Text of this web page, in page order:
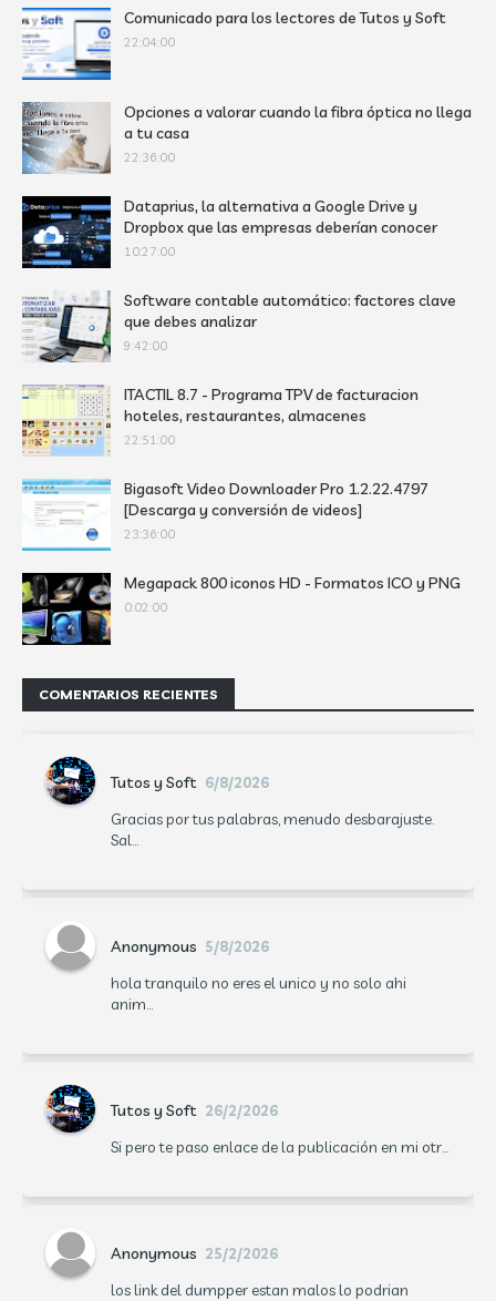
Comunicado para los lectores de Tutos y Soft
22:04:00
Opciones a valorar cuando la fibra óptica no llega
a tu casa
22:36:00
Dataprius, la alternativa a Google Drive y
Dropbox que las empresas deberían conocer
10:27:00
Software contable automático: factores clave
que debes analizar
9:42:00
ITACTIL 8.7 - Programa TPV de facturacion
hoteles, restaurantes, almacenes
22:51:00
Bigasoft Video Downloader Pro 1.2.22.4797
[Descarga y conversión de videos]
23:36:00
Megapack 800 iconos HD - Formatos ICO y PNG
0:02:00
COMENTARIOS RECIENTES
Tutos y Soft 6/8/2026
Gracias por tus palabras, menudo desbarajuste.
Sal...
Anonymous 5/8/2026
hola tranquilo no eres el unico y no solo ahi
anim...
Tutos y Soft 26/2/2026
Si pero te paso enlace de la publicación en mi otr...
Anonymous 25/2/2026
los link del dumpper estan malos lo podrian